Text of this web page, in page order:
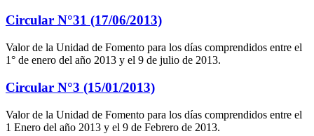
Circular N°31 (17/06/2013)
Valor de la Unidad de Fomento para los días comprendidos entre el
1° de enero del año 2013 y el 9 de julio de 2013.
Circular N°3 (15/01/2013)
Valor de la Unidad de Fomento para los días comprendidos entre el
1 Enero del año 2013 y el 9 de Febrero de 2013.